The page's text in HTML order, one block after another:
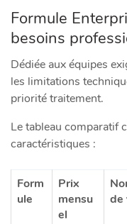
Formule
besoins
Dédiée aux équipes
les limitations
priorité traitement.
Le tableau comparatif
caractéristiques :
Form
ule
Prix
mensu
el
de